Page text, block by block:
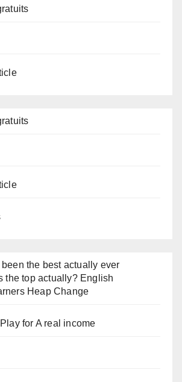
the best actually ever
the top actually? English
Heap Change
for A real income